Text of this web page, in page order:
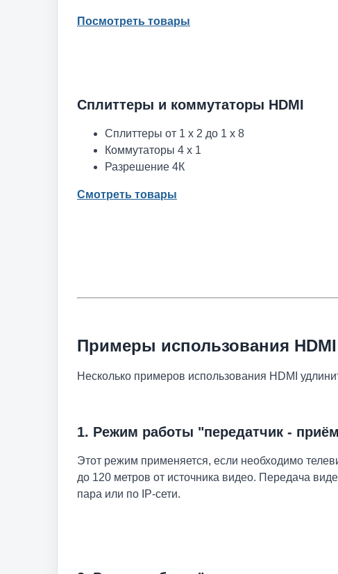
Посмотреть товары
Сплиттеры и коммутаторы HDMI
Сплиттеры от 1 х 2 до 1 х 8
Коммутаторы 4 x 1
Разрешение 4К
Смотреть товары
Примеры использования
Несколько примеров использования HDMI
1. Режим работы "передатчик -
Этот режим применяется, если необходимо
до 120 метров от источника видео. Передача
пара или по IP-сети.